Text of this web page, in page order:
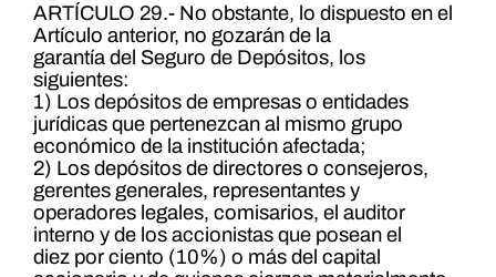
ARTÍCULO 29.- No obstante, lo dispuesto en el
Artículo anterior, no gozarán de la
garantía del Seguro de Depósitos, los
siguientes:
1) Los depósitos de empresas o entidades
jurídicas que pertenezcan al mismo grupo
económico de la institución afectada;
2) Los depósitos de directores o consejeros,
gerentes generales, representantes y
operadores legales, comisarios, el auditor
interno y de los accionistas que posean el
diez por ciento (10%) o más del capital